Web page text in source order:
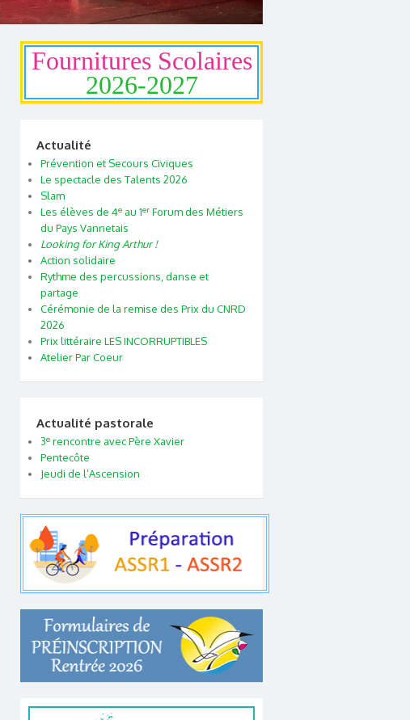
Fournitures Scolaires
2026-2027
Actualité
Prévention et Secours Civiques
Le spectacle des Talents 2026
Slam
Les élèves de 4e au 1er Forum des Métiers
du Pays Vannetais
Looking for King Arthur !
Action solidaire
Rythme des percussions, danse et
partage
Cérémonie de la remise des Prix du CNRD
2026
Prix littéraire LES INCORRUPTIBLES
Atelier Par Coeur
Actualité pastorale
3e rencontre avec Père Xavier
Pentecôte
Jeudi de l’Ascension